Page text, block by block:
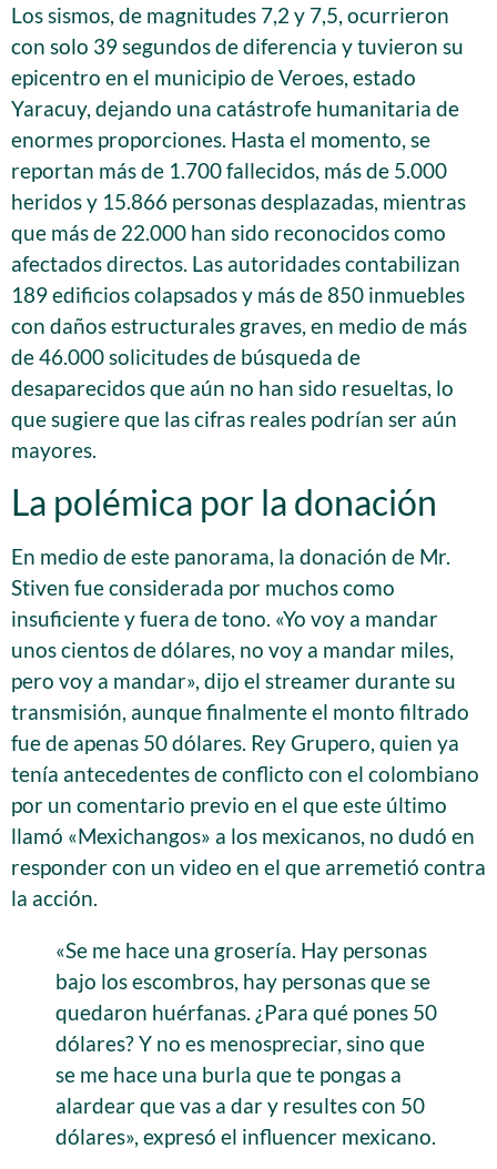
Los sismos, de magnitudes 7,2 y 7,5, ocurrieron
con solo 39 segundos de diferencia y tuvieron su
epicentro en el municipio de Veroes, estado
Yaracuy, dejando una catástrofe humanitaria de
enormes proporciones. Hasta el momento, se
reportan más de 1.700 fallecidos, más de 5.000
heridos y 15.866 personas desplazadas, mientras
que más de 22.000 han sido reconocidos como
afectados directos. Las autoridades contabilizan
189 edificios colapsados y más de 850 inmuebles
con daños estructurales graves, en medio de más
de 46.000 solicitudes de búsqueda de
desaparecidos que aún no han sido resueltas, lo
que sugiere que las cifras reales podrían ser aún
mayores.
La polémica por la donación
En medio de este panorama, la donación de Mr.
Stiven fue considerada por muchos como
insuficiente y fuera de tono. «Yo voy a mandar
unos cientos de dólares, no voy a mandar miles,
pero voy a mandar», dijo el streamer durante su
transmisión, aunque finalmente el monto filtrado
fue de apenas 50 dólares. Rey Grupero, quien ya
tenía antecedentes de conflicto con el colombiano
por un comentario previo en el que este último
llamó «Mexichangos» a los mexicanos, no dudó en
responder con un video en el que arremetió contra
la acción.
«Se me hace una grosería. Hay personas
bajo los escombros, hay personas que se
quedaron huérfanas. ¿Para qué pones 50
dólares? Y no es menospreciar, sino que
se me hace una burla que te pongas a
alardear que vas a dar y resultes con 50
dólares», expresó el influencer mexicano.